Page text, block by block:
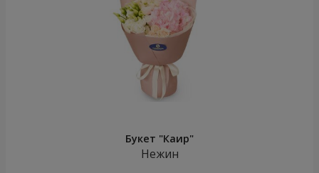
Букет "Каир"
Нежин